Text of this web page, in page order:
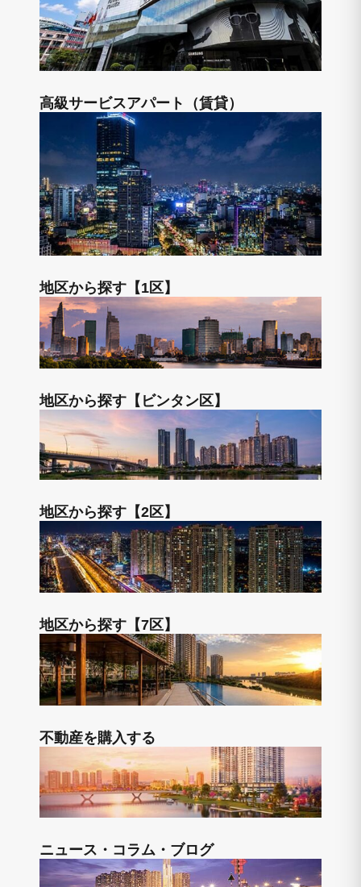
高級サービスアパート（賃貸）
地区から探す【1区】
地区から探す【ビンタン区】
地区から探す【2区】
地区から探す【7区】
不動産を購入する
ニュース・コラム・ブログ